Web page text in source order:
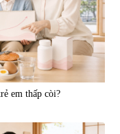
em thấp còi?